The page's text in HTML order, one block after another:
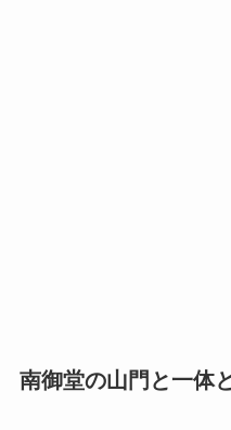
南御堂の山門と一体